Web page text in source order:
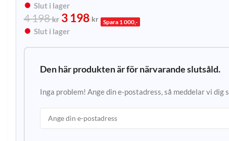
Slut i lager
4 198kr 3 198 kr Spara 1 000,-
Slut i lager
Den här produkten är för närvarande slutsåld.
Inga problem! Ange din e-postadress, så meddelar vi dig